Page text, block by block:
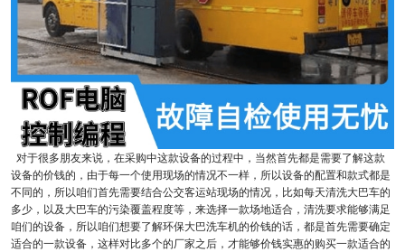
对于很多朋友来说，在采购中这款设备的过程中，当然首先都是需要了解这款
设备的价钱的，由于每一个使用现场的情况不一样，所以设备的配置和款式都是
不同的，所以咱们首先需要结合公交客运站现场的情况，比如每天清洗大巴车的
多少，以及大巴车的污染覆盖程度等，来选择一款场地适合，清洗要求能够满足
咱们的设备，所以咱们想要了解环保大巴洗车机的价钱的话，都是首先需要确定
适合的一款设备，这样对比多个的厂家之后，才能够价钱实惠的购买一款适合的